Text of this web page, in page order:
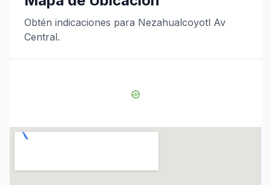
Obtén indicaciones para Nezahualcoyotl Av
Central.